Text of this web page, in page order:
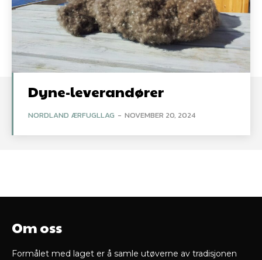
Dyne-leverandører
NORDLAND ÆRFUGLLAG - NOVEMBER 20, 2024
Om oss
Formålet med laget er å samle utøverne av tradisjonen